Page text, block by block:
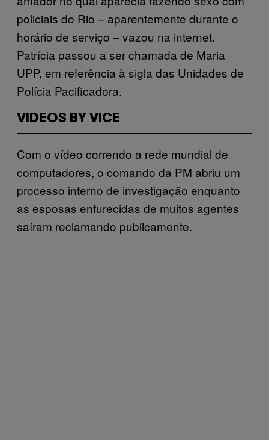
policiais do Rio – aparentemente durante o
horário de serviço – vazou na internet.
Patrícia passou a ser chamada de Maria
UPP, em referência à sigla das Unidades de
Polícia Pacificadora.
VIDEOS BY VICE
Com o vídeo correndo a rede mundial de
computadores, o comando da PM abriu um
processo interno de investigação enquanto
as esposas enfurecidas de muitos agentes
saíram reclamando publicamente.